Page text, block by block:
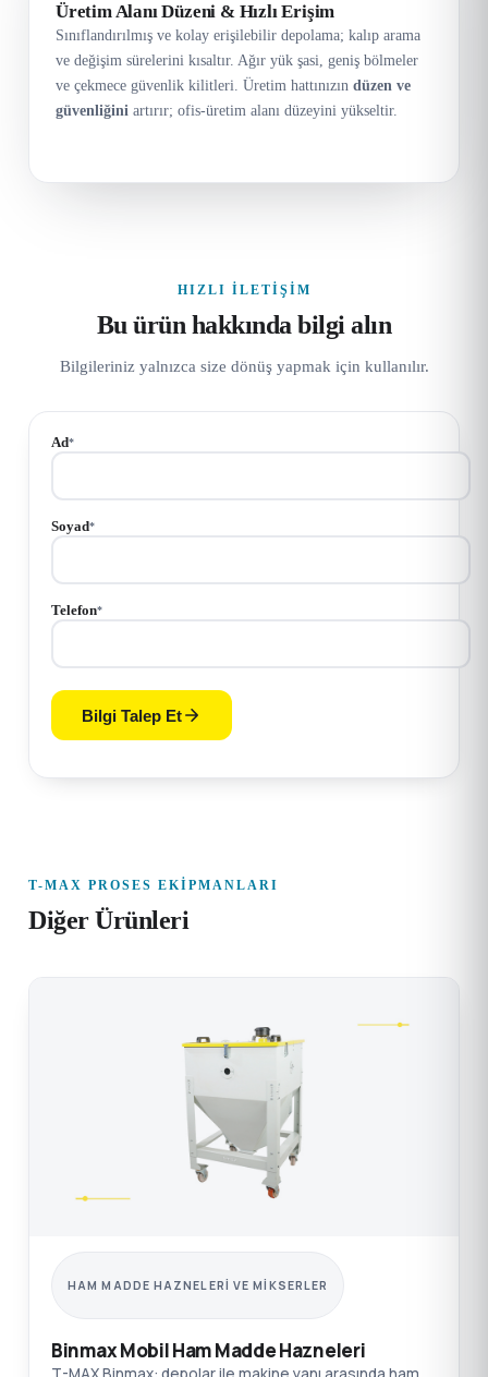
Üretim Alanı Düzeni & Hızlı Erişim
Sınıflandırılmış ve kolay erişilebilir depolama; kalıp arama
ve değişim sürelerini kısaltır. Ağır yük şasi, geniş bölmeler
ve çekmece güvenlik kilitleri. Üretim hattınızın düzen ve
güvenliğini artırır; ofis-üretim alanı düzeyini yükseltir.
HIZLI İLETIŞIM
Bu ürün hakkında bilgi alın
Bilgileriniz yalnızca size dönüş yapmak için kullanılır.
Ad*
Soyad*
Telefon*
Bilgi Talep Et
T-MAX PROSES EKIPMANLARI
Diğer Ürünleri
HAM MADDE HAZNELERI VE MIKSERLER
Binmax Mobil Ham Madde Hazneleri